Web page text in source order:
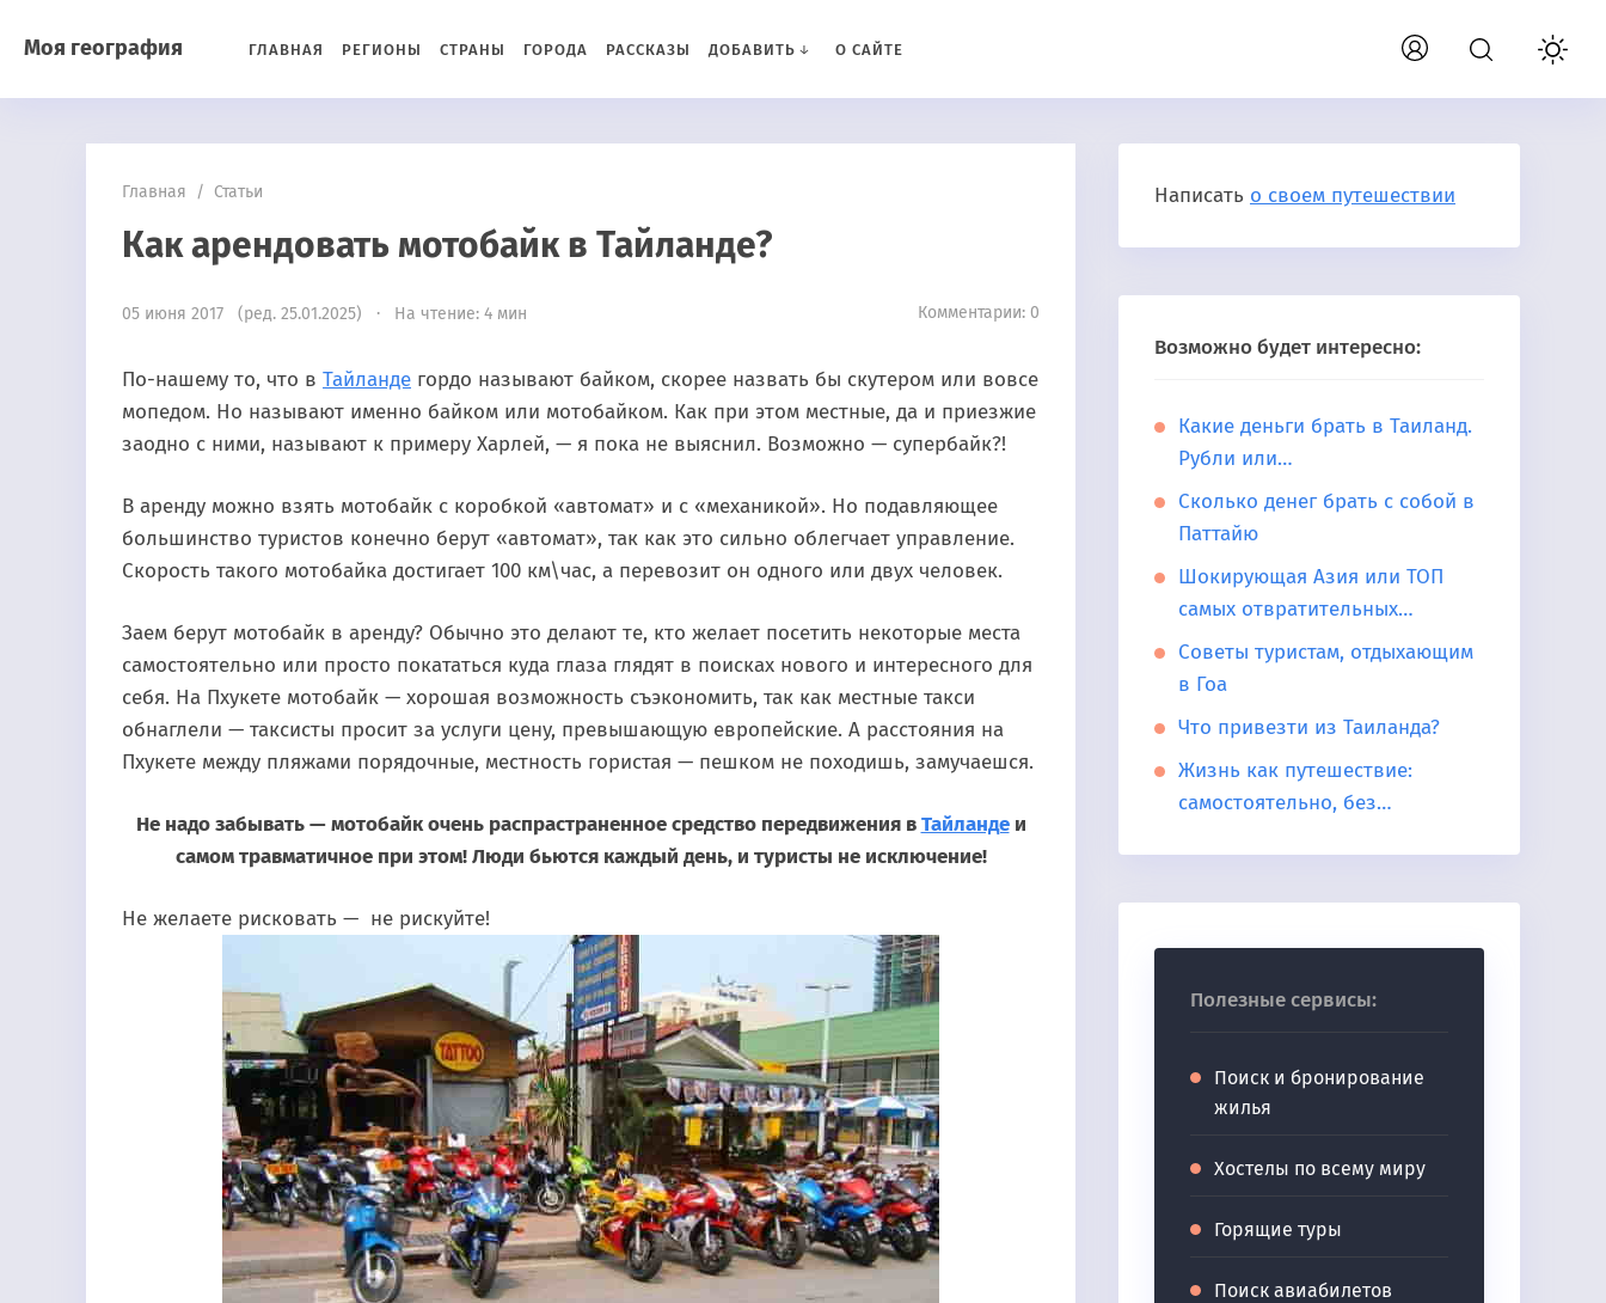
Моя география ГЛАВНАЯ РЕГИОНЫ СТРАНЫ ГОРОДА РАССКАЗЫ ДОБАВИТЬ О САЙТЕ
Главная / Статьи
Как арендовать мотобайк в Тайланде?
05 июня 2017 (ред. 25.01.2025) · На чтение: 4 мин Комментарии: 0
По-нашему то, что в Тайланде гордо называют байком, скорее назвать бы скутером или вовсе
мопедом. Но называют именно байком или мотобайком. Как при этом местные, да и приезжие
заодно с ними, называют к примеру Харлей, — я пока не выяснил. Возможно — супербайк?!
В аренду можно взять мотобайк с коробкой «автомат» и с «механикой». Но подавляющее
большинство туристов конечно берут «автомат», так как это сильно облегчает управление.
Скорость такого мотобайка достигает 100 км\час, а перевозит он одного или двух человек.
Заем берут мотобайк в аренду? Обычно это делают те, кто желает посетить некоторые места
самостоятельно или просто покататься куда глаза глядят в поисках нового и интересного для
себя. На Пхукете мотобайк — хорошая возможность съэкономить, так как местные такси
обнаглели — таксисты просит за услуги цену, превышающую европейские. А расстояния на
Пхукете между пляжами порядочные, местность гористая — пешком не походишь, замучаешся.
Не надо забывать — мотобайк очень распрастраненное средство передвижения вТайландеи
самом травматичное при этом! Люди бьются каждый день, и туристы не исключение!
Не желаете рисковать — не рискуйте!
Написать о своем путешествии
Возможно будет интересно:
Какие деньги брать в Таиланд.
Рубли или…
Сколько денег брать с собой в
Паттайю
Шокирующая Азия или ТОП
самых отвратительных…
Советы туристам, отдыхающим
в Гоа
Что привезти из Таиланда?
Жизнь как путешествие:
самостоятельно, без…
Полезные сервисы:
Поиск и бронирование
жилья
Хостелы по всему миру
Горящие туры
Поиск авиабилетов